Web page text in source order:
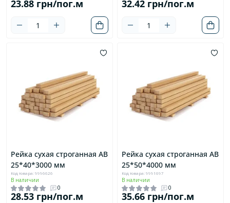
23.88 грн/пог.м 32.42 грн/пог.м
Рейка сухая строганная AB
25*40*3000 мм
Код товара: 9996626
В наличии
0
28.53 грн/пог.м
Рейка сухая строганная AB
25*50*4000 мм
Код товара: 9991697
В наличии
0
35.66 грн/пог.м